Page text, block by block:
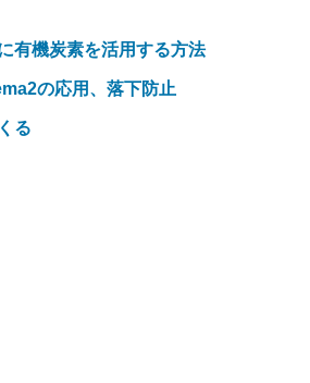
有機炭素を活用する方法
の応用、落下防止
る